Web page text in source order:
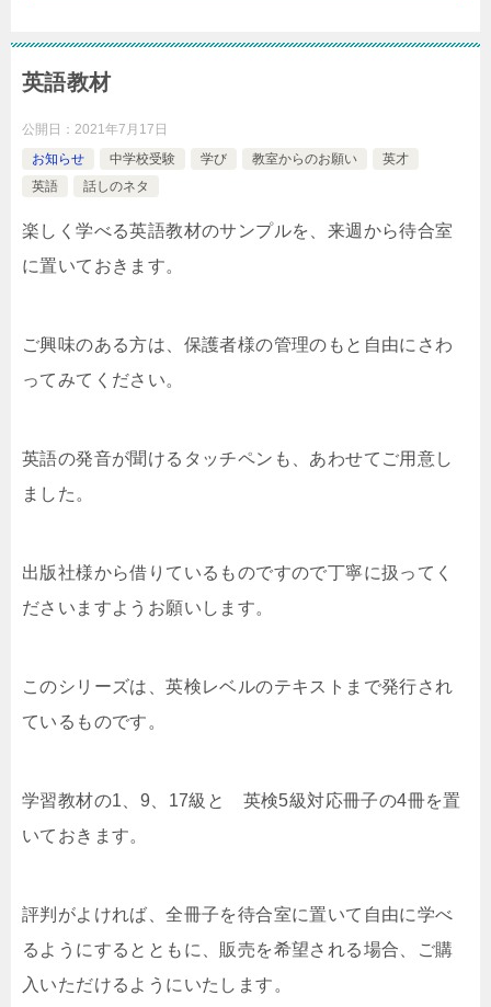
英語教材
公開日： 2021年7月17日
お知らせ
中学校受験 学び 教室からのお願い
英才
英語
話しのネタ
楽しく学べる英語教材のサンプルを、来週から待合室
に置いておきます。
ご興味のある方は、保護者様の管理のもと自由にさわ
ってみてください。
英語の発音が聞けるタッチペンも、あわせてご用意し
ました。
出版社様から借りているものですので丁寧に扱ってく
ださいますようお願いします。
このシリーズは、英検レベルのテキストまで発行され
ているものです。
学習教材の1、9、17級と 英検5級対応冊子の4冊を置
いておきます。
評判がよければ、全冊子を待合室に置いて自由に学べ
るようにするとともに、販売を希望される場合、ご購
入いただけるようにいたします。